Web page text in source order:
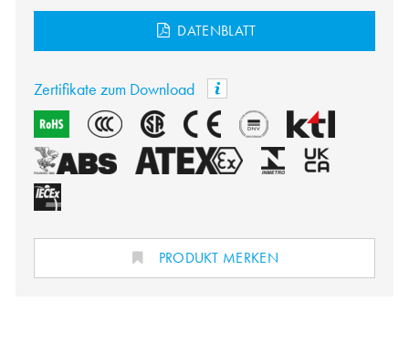
DATENBLATT
Zertifikate zum Download
PRODUKT MERKEN